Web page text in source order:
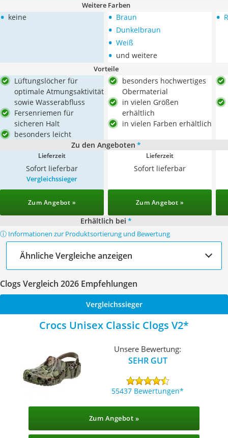
Weitere Farben
• keine • Braun
• Dunkelbraun
• Weiß
• und weitere
•
Vorteile
Lüftungslöcher für
optimale Atmungsaktivität
sowie Wasserabfluss
Fersenriemen für
sicheren Halt
besonders leicht
besonders hochwertiges
Obermaterial
in vielen Größen
erhältlich
in vielen Farben erhältlich
Zu den Angeboten *
Lieferzeit
Sofort lieferbar
Lieferzeit
Sofort lieferbar
Vergleichssieger
Zum Angebot » Zum Angebot »
Erhältlich bei *
ⓘ Informationen zur Produktsortierung und Bewertung
Ähnliche Vergleiche anzeigen
Clogs Vergleich 2026 Empfehlungen
Vergleichssieger
Crocs Unisex Classic Clogs V2
Unsere Bewertung:
SEHR GUT
55437 Bewertungen
Zum Angebot »